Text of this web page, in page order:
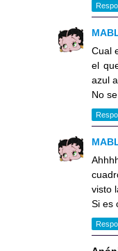
Cual
el
azul
No
visto
Si es